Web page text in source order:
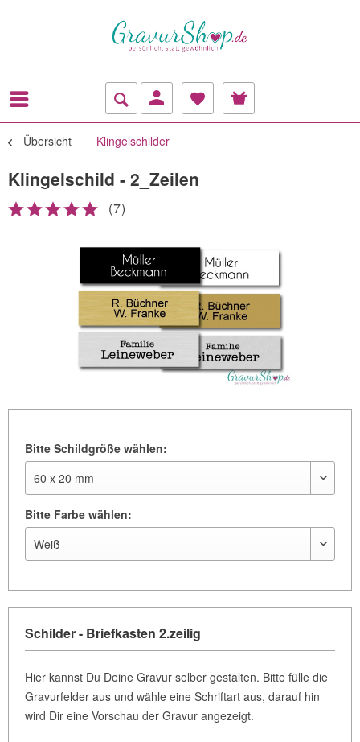
Übersicht Klingelschilder
Klingelschild - 2_Zeilen
(7)
Bitte Schildgröße wählen:
Bitte Farbe wählen:
Schilder - Briefkasten 2.zeilig
Hier kannst Du Deine Gravur selber gestalten. Bitte fülle die
Gravurfelder aus und wähle eine Schriftart aus, darauf hin
wird Dir eine Vorschau der Gravur angezeigt.